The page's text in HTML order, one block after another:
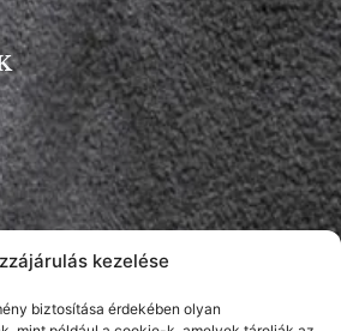
kezelése
biztosítása érdekében olyan